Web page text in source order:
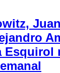
Esquirol